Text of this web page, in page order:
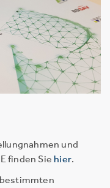
und
finden Sie hier.
bestimmten